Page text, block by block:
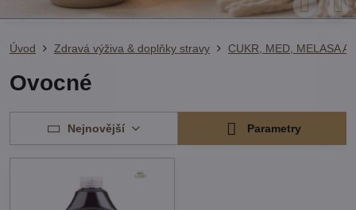
Úvod Zdravá výživa & doplňky stravy CUKR, MED, MELASA A
Ovocné
Nejnovější Parametry